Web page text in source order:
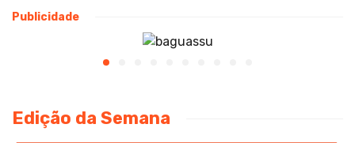
Publicidade
Edição da Semana